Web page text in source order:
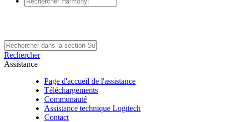
Rechercher
Assistance
Page d'accueil de l'assistance
Téléchargements
Communauté
Assistance technique Logitech
Contact